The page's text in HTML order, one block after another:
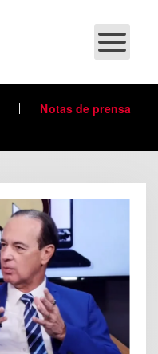
Notas de prensa